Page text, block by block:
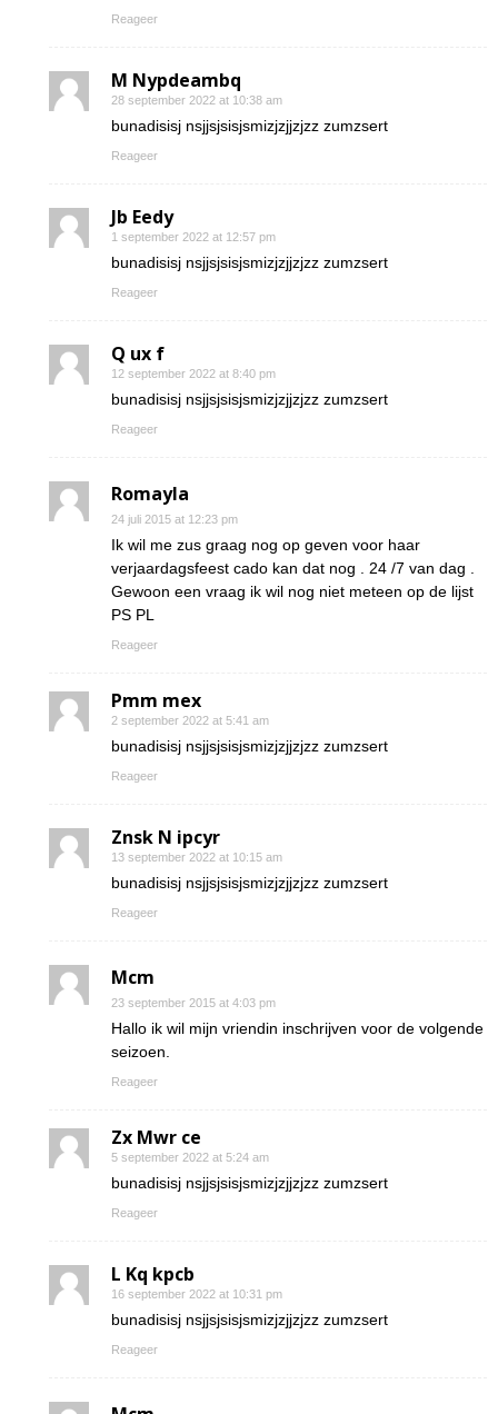
Reageer
M Nypdeambq
28 september 2022 at 10:38 am
bunadisisj nsjjsjsisjsmizjzjjzjzz zumzsert
Reageer
Jb Eedy
1 september 2022 at 12:57 pm
bunadisisj nsjjsjsisjsmizjzjjzjzz zumzsert
Reageer
Q ux f
12 september 2022 at 8:40 pm
bunadisisj nsjjsjsisjsmizjzjjzjzz zumzsert
Reageer
Romayla
24 juli 2015 at 12:23 pm
Ik wil me zus graag nog op geven voor haar
verjaardagsfeest cado kan dat nog . 24 /7 van dag .
Gewoon een vraag ik wil nog niet meteen op de lijst
PS PL
Reageer
Pmm mex
2 september 2022 at 5:41 am
bunadisisj nsjjsjsisjsmizjzjjzjzz zumzsert
Reageer
Znsk N ipcyr
13 september 2022 at 10:15 am
bunadisisj nsjjsjsisjsmizjzjjzjzz zumzsert
Reageer
Mcm
23 september 2015 at 4:03 pm
Hallo ik wil mijn vriendin inschrijven voor de volgende
seizoen.
Reageer
Zx Mwr ce
5 september 2022 at 5:24 am
bunadisisj nsjjsjsisjsmizjzjjzjzz zumzsert
Reageer
L Kq kpcb
16 september 2022 at 10:31 pm
bunadisisj nsjjsjsisjsmizjzjjzjzz zumzsert
Reageer